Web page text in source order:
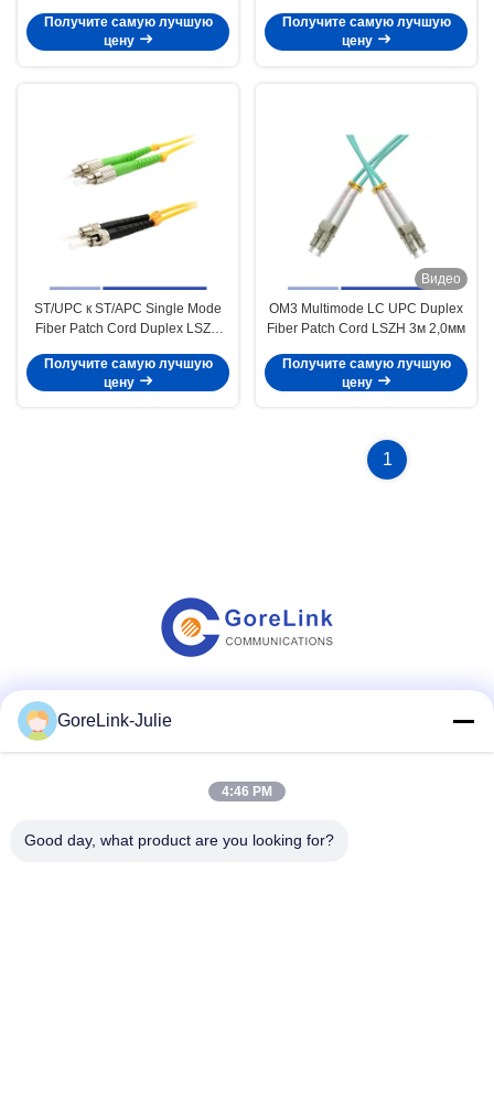
Получите самую лучшую
цену
Получите самую лучшую
цену
ST/UPC к ST/APC Single Mode
Fiber Patch Cord Duplex LSZH
Получите самую лучшую
цену
Видео
OM3 Multimode LC UPC Duplex
Fiber Patch Cord LSZH 3м 2,0мм
Получите самую лучшую
цену
1
Социальные сети
GoreLink-Julie
4:46 PM
Good day, what product are you looking for?